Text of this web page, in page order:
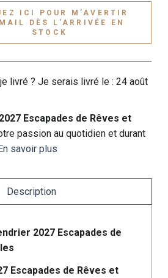
M’AVERTIR
DÈS L'ARRIVÉE EN
STOCK
livré ? Je serais livré le :24 août
Escapades de Rêves et
passion au quotidien et durant
savoir plus
Description
2027 Escapades de
Escapades de Rêves et